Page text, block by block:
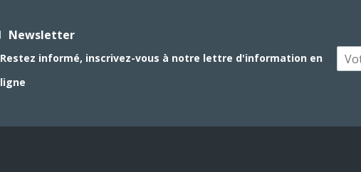
Newsletter
Restez informé, inscrivez-vous à notre lettre d'information en
ligne